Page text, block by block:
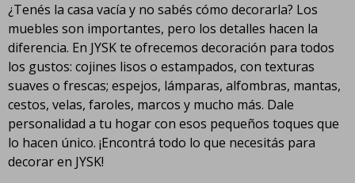
¿Tenés la casa vacía y no sabés cómo decorarla? Los
muebles son importantes, pero los detalles hacen la
diferencia. En JYSK te ofrecemos decoración para todos
los gustos: cojines lisos o estampados, con texturas
suaves o frescas; espejos, lámparas, alfombras, mantas,
cestos, velas, faroles, marcos y mucho más. Dale
personalidad a tu hogar con esos pequeños toques que
lo hacen único. ¡Encontrá todo lo que necesitás para
decorar en JYSK!